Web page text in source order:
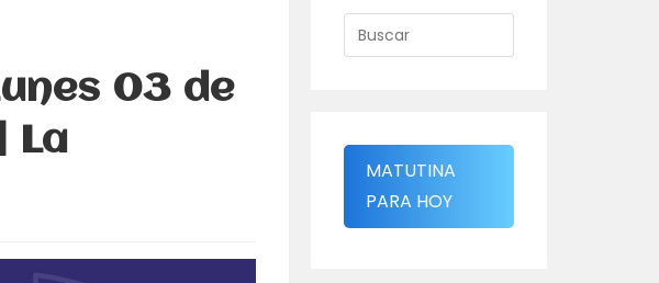
03 de
La
MATUTINA
PARA HOY